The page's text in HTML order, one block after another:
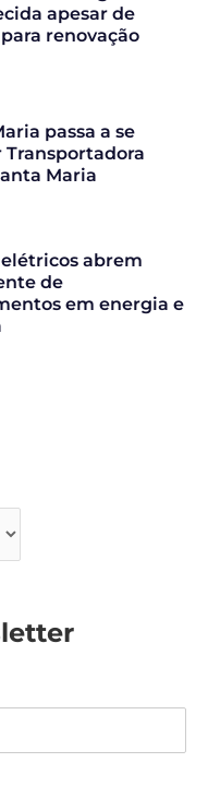
apesar de
renovação
passa a se
Transportadora
Maria
abrem
de
em energia e